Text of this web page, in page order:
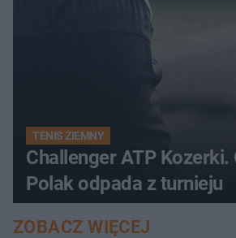
TENIS ZIEMNY
Challenger ATP Kozerki.
Polak odpada z turnieju
ZOBACZ WIĘCEJ